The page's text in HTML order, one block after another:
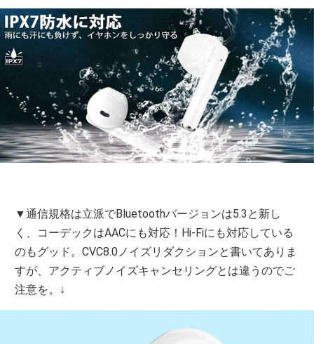
▼通信規格は立派でBluetoothバージョンは5.3と新し
く、コーデックはAACにも対応！Hi-Fiにも対応している
のもグッド。CVC8.0ノイズリダクションと書いてありま
すが、アクティブノイズキャンセリングとは違うのでご
注意を。↓